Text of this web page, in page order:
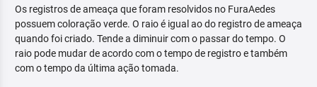
Os registros de ameaça que foram resolvidos no FuraAedes
possuem coloração verde. O raio é igual ao do registro de ameaça
quando foi criado. Tende a diminuir com o passar do tempo. O
raio pode mudar de acordo com o tempo de registro e também
com o tempo da última ação tomada.